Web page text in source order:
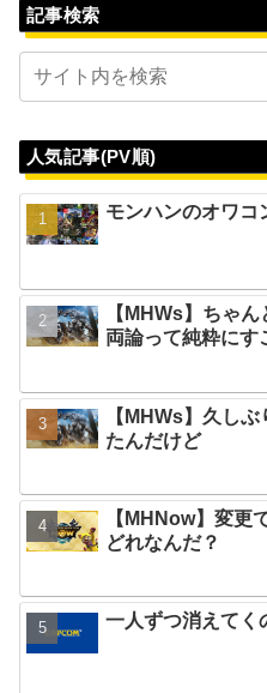
記事検索
人気記事(PV順)
モンハンのオワコ
【MHWs】ちゃ
両論って純粋にす
【MHWs】久し
たんだけど
【MHNow】変更
どれなんだ？
一人ずつ消えてく